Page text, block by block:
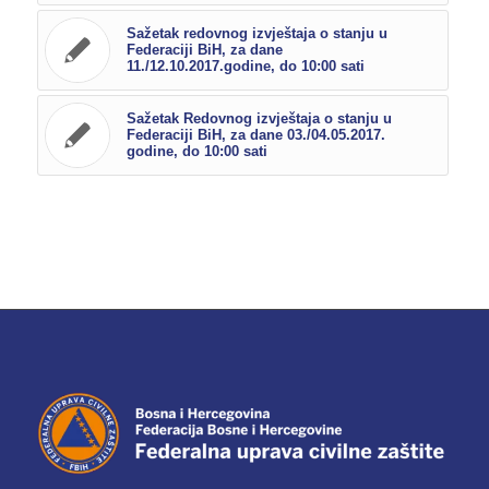
Sažetak redovnog izvještaja o stanju u
Federaciji BiH, za dane
11./12.10.2017.godine, do 10:00 sati
Sažetak Redovnog izvještaja o stanju u
Federaciji BiH, za dane 03./04.05.2017.
godine, do 10:00 sati